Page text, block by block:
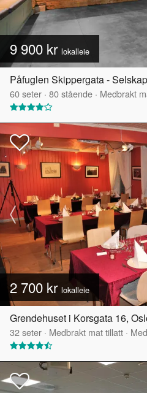
9 900 kr lokalleie
Påfuglen Skippergata -
60seter · 80stående · Medbrakt
2 700 kr lokalleie
32seter · Medbrakt mat tillatt ·